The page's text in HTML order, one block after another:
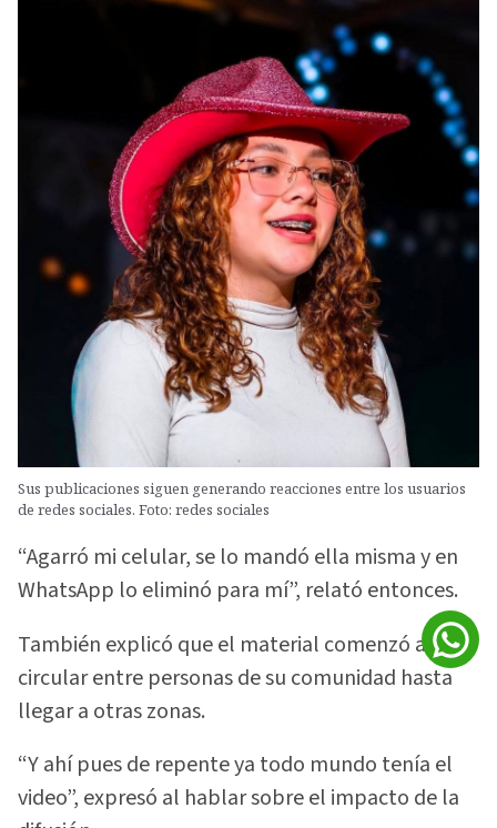
Sus publicaciones siguen generando reacciones entre los usuarios
de redes sociales. Foto: redes sociales
“Agarró mi celular, se lo mandó ella misma y en
WhatsApp lo eliminó para mí”, relató entonces.
También explicó que el material comenzó a
circular entre personas de su comunidad hasta
llegar a otras zonas.
“Y ahí pues de repente ya todo mundo tenía el
video”, expresó al hablar sobre el impacto de la